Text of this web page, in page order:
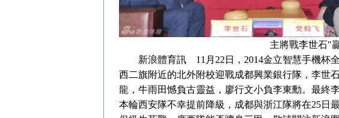
主將戰李世石"
新浪體育訊 11月22日，2014金立智慧手機杯全
西二旗附近的北外附校迎戰成都興業銀行隊，李世
龍，牛雨田憾負古靈益，廖行文小負李東勳。最終
本輪西安隊不幸提前降級，成都與浙江隊將在25日